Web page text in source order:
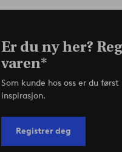
Er du ny her?
varen*
Som kunde hos oss er du
inspirasjon.
Registrer deg